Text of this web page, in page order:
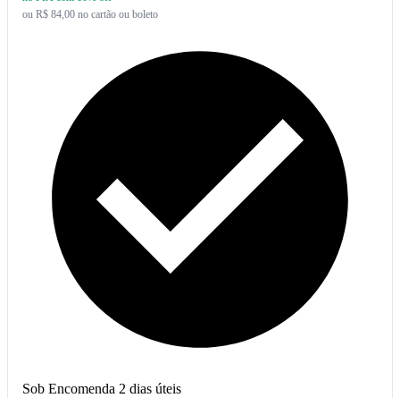
ou R$ 84,00 no cartão ou boleto
Sob Encomenda 2 dias úteis